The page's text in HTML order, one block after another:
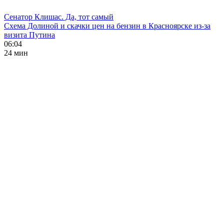
Сенатор Клишас. Да, тот самый
Схема Долиной и скачки цен на бензин в Красноярске из-за
визита Путина
06:04
24 мин